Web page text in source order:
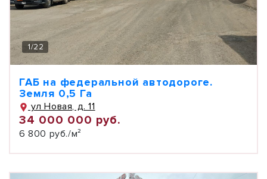
1/22
ГАБ на федеральной автодороге.
Земля 0,5 Га
ул Новая, д. 11
34 000 000 руб.
6 800 руб./м²